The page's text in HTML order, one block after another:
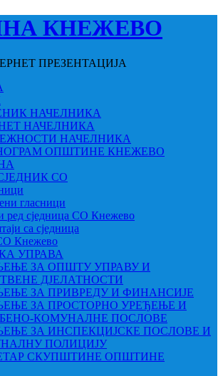
КНЕЖЕВО
ПРЕЗЕНТАЦИЈА
НАЧЕЛНИКА
НАЧЕЛНИКА
НАЧЕЛНИКА
ОПШТИНЕ КНЕЖЕВО
СО
гласници
ред сједница СО Кнежево
са сједница
Кнежево
УПРАВА
ЗА ОПШТУ УПРАВУ И
ДЈЕЛАТНОСТИ
ЗА ПРИВРЕДУ И ФИНАНСИЈЕ
ЗА ПРОСТОРНО УРЕЂЕЊЕ И
КОМУНАЛНЕ ПОСЛОВЕ
ЗА ИНСПЕКЦИЈСКЕ ПОСЛОВЕ И
ПОЛИЦИЈУ
СКУПШТИНЕ ОПШТИНЕ